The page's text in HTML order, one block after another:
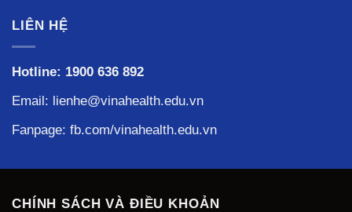
LIÊN HỆ
Hotline: 1900 636 892
Email: lienhe@vinahealth.edu.vn
Fanpage: fb.com/vinahealth.edu.vn
CHÍNH SÁCH VÀ ĐIỀU KHOẢN